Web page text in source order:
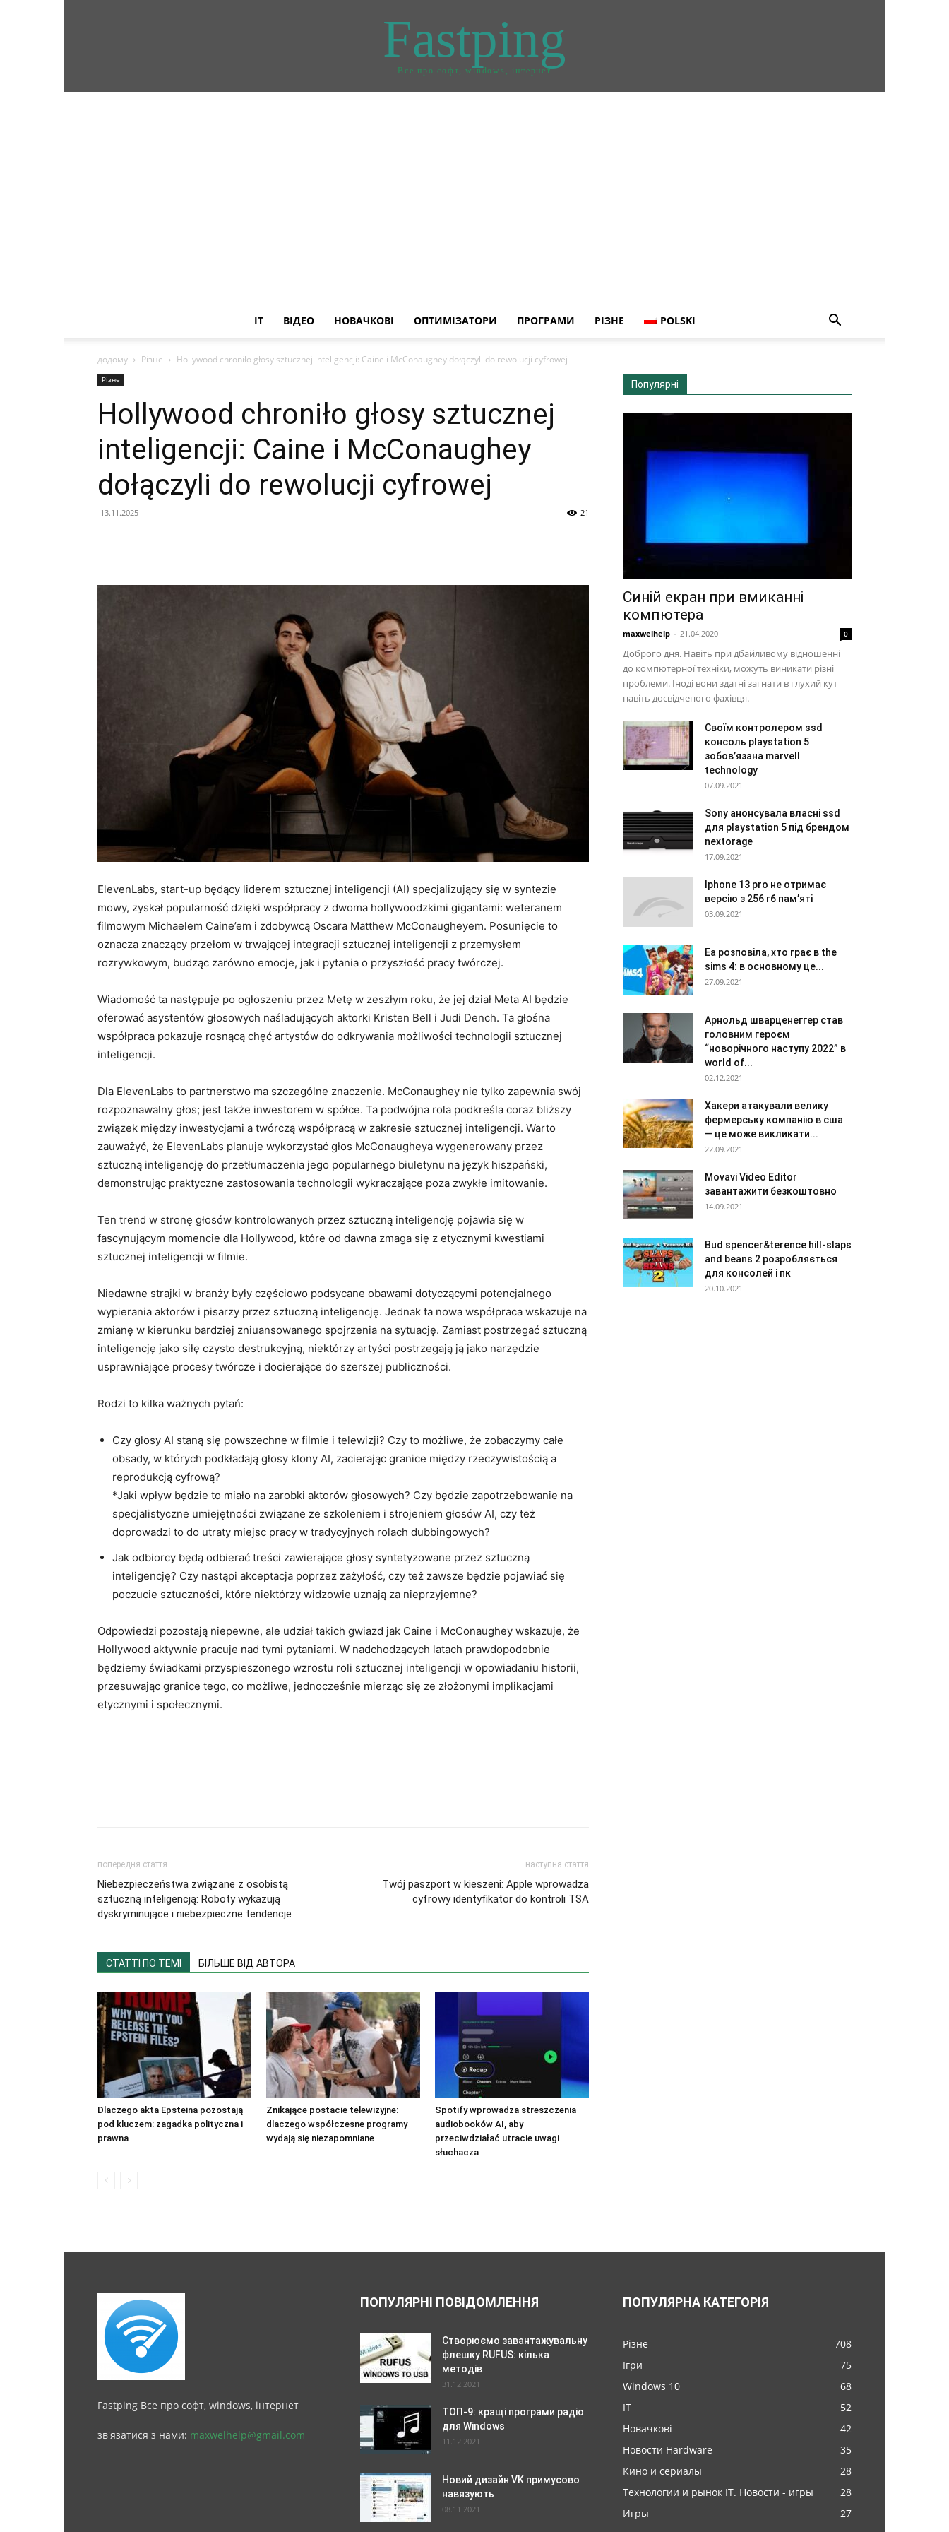
Fastping
Все про софт, windows, інтернет
IT ВІДЕО НОВАЧКОВІ ОПТИМІЗАТОРИ ПРОГРАМИ РІЗНЕ POLSKI
додому Різне Hollywood chroniło głosy sztucznej inteligencji: Caine i McConaughey dołączyli do rewolucji cyfrowej
Різне
Hollywood chroniło głosy sztucznej
inteligencji: Caine i McConaughey
dołączyli do rewolucji cyfrowej
13.11.2025 21
ElevenLabs, start-up będący liderem sztucznej inteligencji (AI) specjalizujący się w syntezie
mowy, zyskał popularność dzięki współpracy z dwoma hollywoodzkimi gigantami: weteranem
filmowym Michaelem Caine’em i zdobywcą Oscara Matthew McConaugheyem. Posunięcie to
oznacza znaczący przełom w trwającej integracji sztucznej inteligencji z przemysłem
rozrywkowym, budząc zarówno emocje, jak i pytania o przyszłość pracy twórczej.
Wiadomość ta następuje po ogłoszeniu przez Metę w zeszłym roku, że jej dział Meta AI będzie
oferować asystentów głosowych naśladujących aktorki Kristen Bell i Judi Dench. Ta głośna
współpraca pokazuje rosnącą chęć artystów do odkrywania możliwości technologii sztucznej
inteligencji.
Dla ElevenLabs to partnerstwo ma szczególne znaczenie. McConaughey nie tylko zapewnia swój
rozpoznawalny głos; jest także inwestorem w spółce. Ta podwójna rola podkreśla coraz bliższy
związek między inwestycjami a twórczą współpracą w zakresie sztucznej inteligencji. Warto
zauważyć, że ElevenLabs planuje wykorzystać głos McConaugheya wygenerowany przez
sztuczną inteligencję do przetłumaczenia jego popularnego biuletynu na język hiszpański,
demonstrując praktyczne zastosowania technologii wykraczające poza zwykłe imitowanie.
Ten trend w stronę głosów kontrolowanych przez sztuczną inteligencję pojawia się w
fascynującym momencie dla Hollywood, które od dawna zmaga się z etycznymi kwestiami
sztucznej inteligencji w filmie.
Niedawne strajki w branży były częściowo podsycane obawami dotyczącymi potencjalnego
wypierania aktorów i pisarzy przez sztuczną inteligencję. Jednak ta nowa współpraca wskazuje na
zmianę w kierunku bardziej zniuansowanego spojrzenia na sytuację. Zamiast postrzegać sztuczną
inteligencję jako siłę czysto destrukcyjną, niektórzy artyści postrzegają ją jako narzędzie
usprawniające procesy twórcze i docierające do szerszej publiczności.
Rodzi to kilka ważnych pytań:
Czy głosy AI staną się powszechne w filmie i telewizji? Czy to możliwe, że zobaczymy całe
obsady, w których podkładają głosy klony AI, zacierając granice między rzeczywistością a
reprodukcją cyfrową?
*Jaki wpływ będzie to miało na zarobki aktorów głosowych? Czy będzie zapotrzebowanie na
specjalistyczne umiejętności związane ze szkoleniem i strojeniem głosów AI, czy też
doprowadzi to do utraty miejsc pracy w tradycyjnych rolach dubbingowych?
Jak odbiorcy będą odbierać treści zawierające głosy syntetyzowane przez sztuczną
inteligencję? Czy nastąpi akceptacja poprzez zażyłość, czy też zawsze będzie pojawiać się
poczucie sztuczności, które niektórzy widzowie uznają za nieprzyjemne?
Odpowiedzi pozostają niepewne, ale udział takich gwiazd jak Caine i McConaughey wskazuje, że
Hollywood aktywnie pracuje nad tymi pytaniami. W nadchodzących latach prawdopodobnie
będziemy świadkami przyspieszonego wzrostu roli sztucznej inteligencji w opowiadaniu historii,
przesuwając granice tego, co możliwe, jednocześnie mierząc się ze złożonymi implikacjami
etycznymi i społecznymi.
попередня стаття
Niebezpieczeństwa związane z osobistą
sztuczną inteligencją: Roboty wykazują
dyskryminujące i niebezpieczne tendencje
наступна стаття
Twój paszport w kieszeni: Apple wprowadza
cyfrowy identyfikator do kontroli TSA
СТАТТІ ПО ТЕМІ БІЛЬШЕ ВІД АВТОРА
Dlaczego akta Epsteina pozostają
pod kluczem: zagadka polityczna i
prawna
Znikające postacie telewizyjne:
dlaczego współczesne programy
wydają się niezapomniane
Spotify wprowadza streszczenia
audiobooków AI, aby
przeciwdziałać utracie uwagi
słuchacza
Популярні
Синій екран при вмиканні
компютера
maxwelhelp - 21.04.2020 0
Доброго дня. Навіть при дбайливому відношенні
до компютерної техніки, можуть виникати різні
проблеми. Іноді вони здатні загнати в глухий кут
навіть досвідченого фахівця.
Своїм контролером ssd
консоль playstation 5
зобов’язана marvell
technology
07.09.2021
Sony анонсувала власні ssd
для playstation 5 під брендом
nextorage
17.09.2021
Iphone 13 pro не отримає
версію з 256 гб пам’яті
03.09.2021
Ea розповіла, хто грає в the
sims 4: в основному це...
27.09.2021
Арнольд шварценеггер став
головним героєм
“новорічного наступу 2022” в
world of...
02.12.2021
Хакери атакували велику
фермерську компанію в сша
— це може викликати...
22.09.2021
Movavi Video Editor
завантажити безкоштовно
14.09.2021
Bud spencer&terence hill-slaps
and beans 2 розробляється
для консолей і пк
20.10.2021
Fastping Все про софт, windows, інтернет
зв'язатися з нами: maxwelhelp@gmail.com
ПОПУЛЯРНІ ПОВІДОМЛЕННЯ
Створюємо завантажувальну
флешку RUFUS: кілька
методів
31.12.2021
ТОП-9: кращі програми радіо
для Windows
11.12.2021
Новий дизайн VK примусово
навязують
08.11.2021
ПОПУЛЯРНА КАТЕГОРІЯ
Різне
708
Ігри
75
Windows 10
68
IT
52
Новачкові
42
Новости Hardware
35
Кино и сериалы
28
Технологии и рынок IT. Новости - игры
28
Игры
27